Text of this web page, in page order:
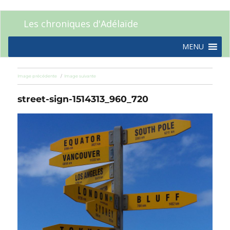
Les chroniques d'Adélaïde
MENU
Image précédente Image suivante
street-sign-1514313_960_720